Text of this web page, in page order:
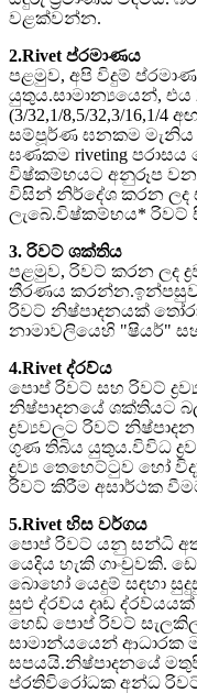
වළක්වන්න.
2.Rivet ප්රමාණය
පළමුව, අපි විදුම්
යුතුය.සාමාන්‍යයෙන්, එය
(3/32,1/8,5/32,3/16,1/
සම්පූර්ණ ඝනකම මැනිය
ඝණකම riveting
විෂ්කම්භයට අනුරූප වන
විසින් නිර්දේශ කරන
ලැබේ.විෂ්කම්භය* රිවට්
3. රිවට් ශක්තිය
පළමුව, රිවට් කරන ලද
තීරණය
රිවට් නිෂ්පාදනයක්
නාමාවලියෙහි "ෂියර්"
4.Rivet ද්රව්ය
පොප් රිවට් සහ රිවට්
නිෂ්පාදනයේ ශක්තියට
ද්‍රව්‍යවලට රිවට්
ගුණ තිබිය යුතුය.විවිධ
ද්‍රව්‍ය තෙහෙට්ටුව හෝ
රිවට් කිරීම අසාර්ථක
5.Rivet හිස වර්ගය
පොප් රිවට් යනු සන්ධි
යෙදිය හැකි ගාංචුවකි.
බොහෝ යෙදුම් සඳහා
සුළු ද්රව්ය දෘඩ
හෙඩ් පොප් රිවට්
සාමාන්යයෙන්
සපයයි.නිෂ්පාදනයේ
ප්රතිවිරෝධක අන්ධ